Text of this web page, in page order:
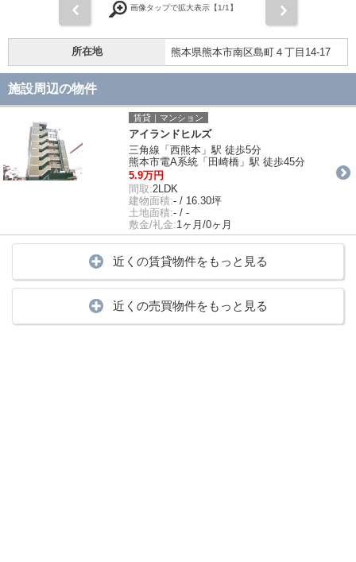
画像タップで拡大表示【1/1】
所在地 熊本県熊本市南区島町４丁目14-17
施設周辺の物件
賃貸｜マンション
アイランドヒルズ
三角線「西熊本」駅 徒歩5分
熊本市電A系統「田崎橋」駅 徒歩45分
5.9万円
間取:2LDK
建物面積:- / 16.30坪
土地面積:- / -
敷金/礼金:1ヶ月/0ヶ月
近くの賃貸物件をもっと見る
近くの売買物件をもっと見る